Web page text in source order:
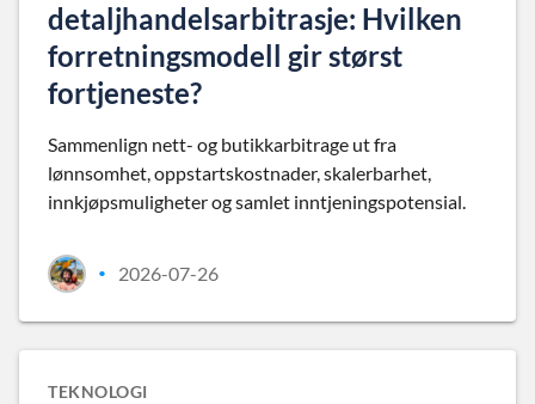
detaljhandelsarbitrasje: Hvilken
forretningsmodell gir størst
fortjeneste?
Sammenlign nett- og butikkarbitrage ut fra
lønnsomhet, oppstartskostnader, skalerbarhet,
innkjøpsmuligheter og samlet inntjeningspotensial.
• 2026-07-26
TEKNOLOGI